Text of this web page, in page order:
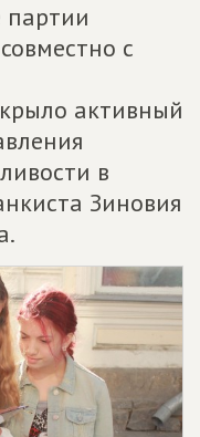
партии
совместно с
активный
в
Зиновия